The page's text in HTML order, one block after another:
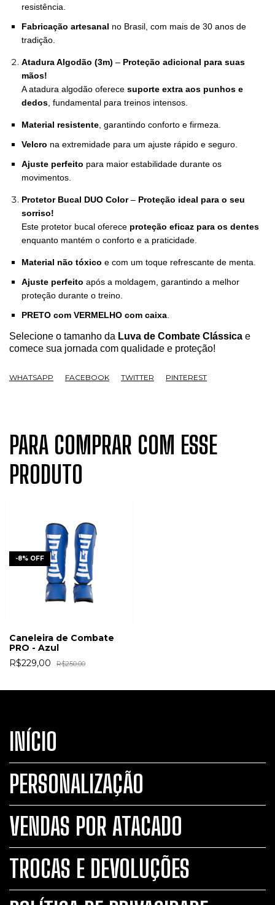
resistência.
Fabricação artesanal no Brasil, com mais de 30 anos de
tradição.
Atadura Algodão (3m) – Proteção adicional para suas
mãos!
A atadura algodão oferece suporte extra aos punhos e
dedos , fundamental para treinos intensos.
Material resistente , garantindo conforto e firmeza.
Velcro na extremidade para um ajuste rápido e seguro.
Ajuste perfeito para maior estabilidade durante os
movimentos.
Protetor Bucal DUO Color– Proteção ideal para o seu
sorriso!
Este protetor bucal oferece proteção eficaz para os dentes
enquanto mantém o conforto e a praticidade.
Material não tóxico e com um toque refrescante de menta.
Ajuste perfeito após a moldagem, garantindo a melhor
proteção durante o treino.
PRETO com VERMELHO com caixa
Selecione o tamanho da Luva de Combate Clássica e
comece sua jornada com qualidade e proteção!
WHATSAPP FACEBOOK TWITTER PINTEREST
PARA COMPRAR COM ESSE
PRODUTO
-8% OFF
Caneleira de Combate
PRO - Azul
R$229,00
R$250,00
INÍCIO
PERSONALIZAÇÃO
VENDAS POR ATACADO
TROCAS E DEVOLUÇÕES